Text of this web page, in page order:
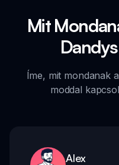
Mit
Íme, mit mondanak
moddal
Alex